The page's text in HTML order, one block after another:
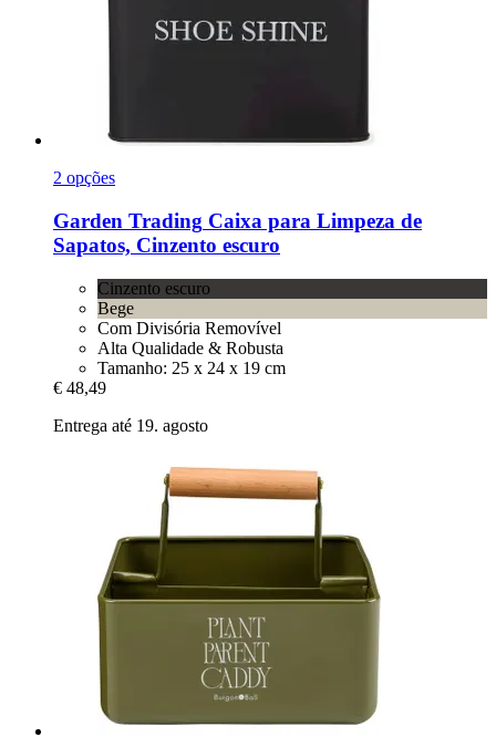
2 opções
Garden Trading Caixa para Limpeza de
Sapatos, Cinzento escuro
Cinzento escuro
Bege
Com Divisória Removível
Alta Qualidade & Robusta
Tamanho: 25 x 24 x 19 cm
€ 48,49
Entrega até 19. agosto